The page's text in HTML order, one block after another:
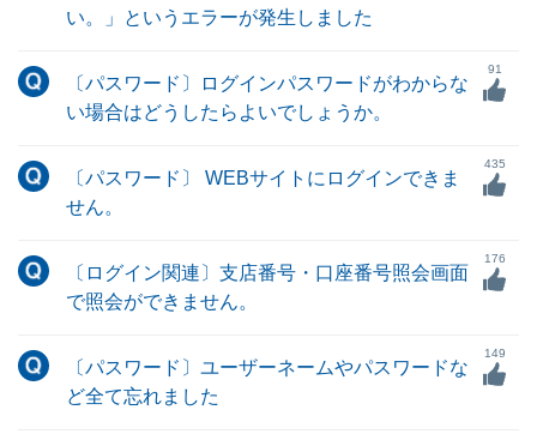
い。」というエラーが発生しました
〔パスワード〕ログインパスワードがわからな
い場合はどうしたらよいでしょうか。
91
〔パスワード〕 WEBサイトにログインできま
せん。
435
〔ログイン関連〕支店番号・口座番号照会画面
で照会ができません。
176
〔パスワード〕ユーザーネームやパスワードな
ど全て忘れました
149